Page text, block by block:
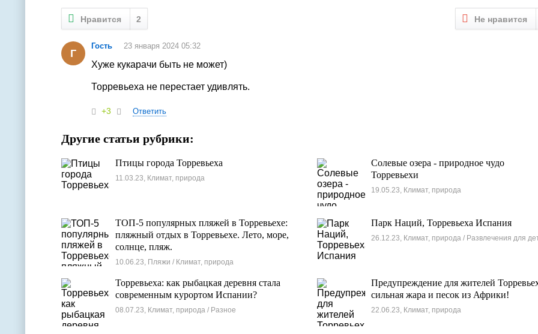
Нравится 2 Не нравится
Г
Гость 23 января 2024 05:32
Хуже кукарачи быть не может)
Торревьеха не перестает удивлять.
+3 Ответить
Другие статьи рубрики:
Птицы города Торревьеха
11.03.23, Климат, природа
Солевые озера - природное чудо
Торревьехи
19.05.23, Климат, природа
ТОП-5 популярных пляжей в Торревьехе:
пляжный отдых в Торревьехе. Лето, море,
солнце, пляж.
10.06.23, Пляжи / Климат, природа
Парк Наций, Торревьеха Испания
26.12.23, Климат, природа / Развлечения для
Торревьеха: как рыбацкая деревня стала
современным курортом Испании?
08.07.23, Климат, природа / Разное
Предупреждение для жителей
сильная жара и песок из Африки!
22.06.23, Климат, природа